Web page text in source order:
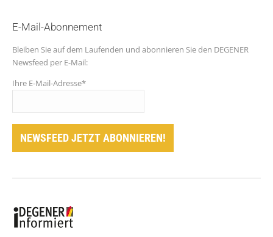
E-Mail-Abonnement
Bleiben Sie auf dem Laufenden und abonnieren Sie den DEGENER
Newsfeed per E-Mail:
Ihre E-Mail-Adresse*